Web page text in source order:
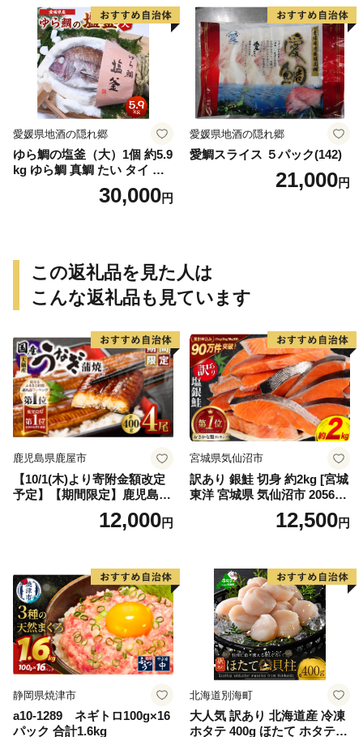
り寄せグルメ 愛知県 小牧市
送料無料
取り寄せグルメ 魚醤 ナンプ
ラー 愛知県 小牧市 冷凍 送料
無料
愛媛県地酒の隠れ郷
ゆら鯛の塩釜（大）1個 約5.9
kg ゆら鯛 真鯛 たい タイ 鯛
塩釜焼き 塩釜 魚 魚介類 海鮮
祝い事 お祝い ハレの日 食品
30,000円
愛媛県地酒の隠れ郷
愛鯛スライス ５パック(142)
21,000円
この返礼品を見た人は
こんな返礼品も見ています
鹿児島県鹿屋市
【10/1(木)より寄附金額改定
予定】【期間限定】鹿児島県
大隅産うなぎ蒲焼4尾（400
g） KN007-02312,000円
宮城県気仙沼市
訳あり 銀鮭 切身 約2kg [宮城
東洋 宮城県 気仙沼市 205649
91] 鮭 魚介類 海鮮 訳アリ 規
格外 不揃い さけ サケ 鮭切身
切り身 魚 わけあり
12,500円
静岡県焼津市
a10-1289 ネギトロ100g×16
パック 合計1.6kg
北海道別海町
大人気 訳あり 北海道産 冷凍
ホタテ 400g ほたて ホタテ